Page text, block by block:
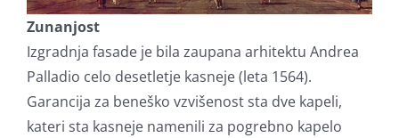
Zunanjost
Izgradnja fasade je bila zaupana arhitektu Andrea
Palladio celo desetletje kasneje (leta 1564).
Garancija za beneško vzvišenost sta dve kapeli,
kateri sta kasneje namenili za pogrebno kapelo